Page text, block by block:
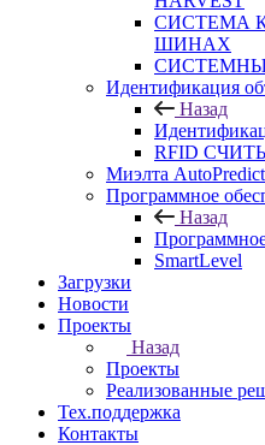
СИСТЕМА
ШИНАХ
Идентификация
Назад
RFID
Миэлта
Программное
Назад
SmartLevel
Загрузки
Новости
Проекты
Назад
Проекты
Реализованные
Тех.поддержка
Контакты